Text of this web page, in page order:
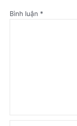
Bình luận *